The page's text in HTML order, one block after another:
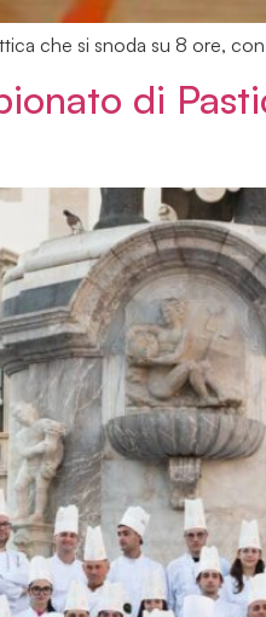
che si snoda su 8 ore,
di